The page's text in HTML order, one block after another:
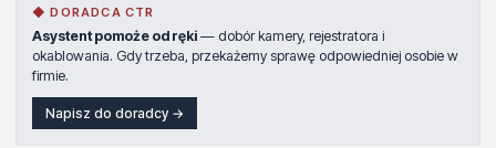
◆ DORADCA CTR
Asystent pomoże od ręki — dobór kamery, rejestratora i
okablowania. Gdy trzeba, przekażemy sprawę odpowiedniej osobie w
firmie.
Napisz do doradcy →